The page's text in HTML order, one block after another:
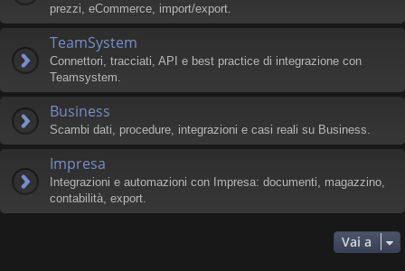
prezzi, eCommerce, import/export.
TeamSystem
Connettori, tracciati, API e best practice di integrazione con
Teamsystem.
Business
Scambi dati, procedure, integrazioni e casi reali su Business.
Impresa
Integrazioni e automazioni con Impresa: documenti, magazzino,
contabilità, export.
Vai a